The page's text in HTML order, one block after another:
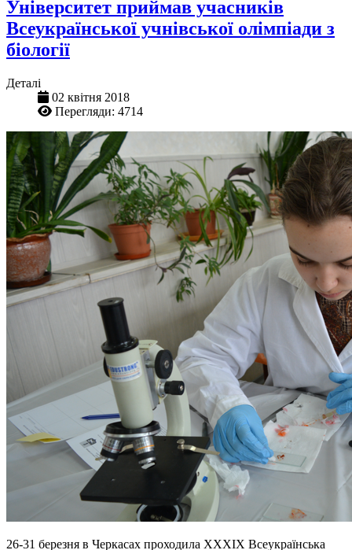
Університет приймав учасників
Всеукраїнської учнівської олімпіади з
біології
Деталі
02 квітня 2018
Перегляди: 4714
26-31 березня в Черкасах проходила ХХХІХ Всеукраїнська